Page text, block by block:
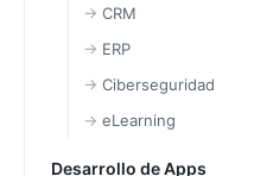
CRM
ERP
Ciberseguridad
eLearning
Desarrollo de Apps